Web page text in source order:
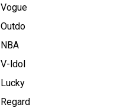
Vogue
Outdo
NBA
V-ldol
Lucky
Regard